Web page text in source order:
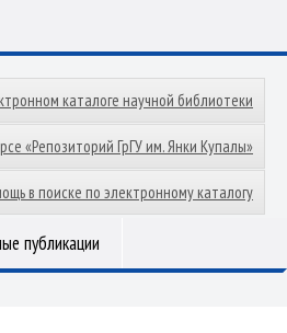
каталоге научной библиотеки
«Репозиторий ГрГУ им. Янки Купалы»
в поиске по электронному каталогу
публикации